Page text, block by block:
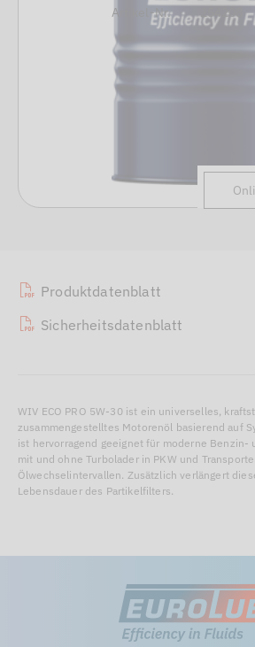
Produktdatenblatt
Sicherheitsdatenblatt
WIV ECO PRO 5W-30 ist ein universelles,
zusammengestelltes Motorenöl basierend auf
ist hervorragend geeignet für moderne Benzin-
mit und ohne Turbolader in PKW und
Ölwechselintervallen. Zusätzlich verlängert
Lebensdauer des Partikelfilters.
Artikel-Nr.
254208